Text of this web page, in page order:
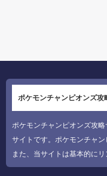
ポケモンチャンピオンズ攻
ポケモンチャンピオンズ攻
サイトです。ポケモンチャン
また、当サイトは基本的にリ